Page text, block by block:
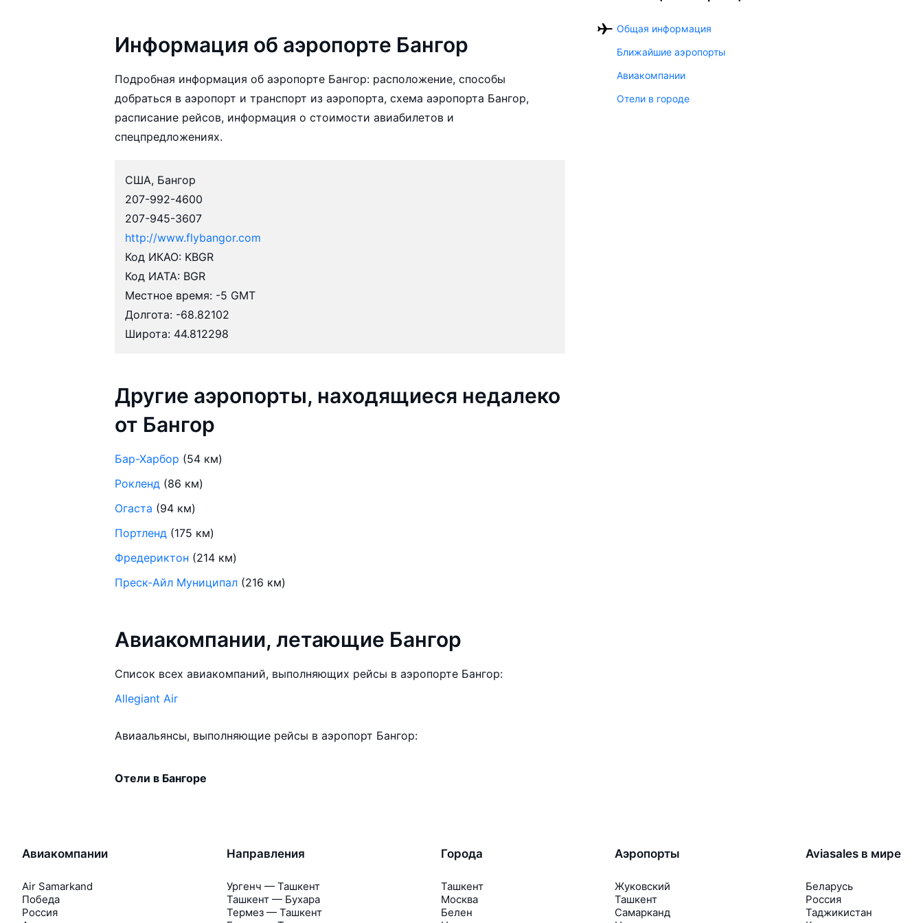
Информация об аэропорте Бангор
Подробная информация об аэропорте Бангор: расположение, способы
добраться в аэропорт и транспорт из аэропорта, схема аэропорта Бангор,
расписание рейсов, информация о стоимости авиабилетов и
спецпредложениях.
США, Бангор
207-992-4600
207-945-3607
http://www.flybangor.com
Код ИКАО: KBGR
Код ИАТА: BGR
Местное время: -5 GMT
Долгота: -68.82102
Широта: 44.812298
Другие аэропорты, находящиеся недалеко
от Бангор
Бар-Харбор (54 км)
Рокленд (86 км)
Огаста (94 км)
Портленд (175 км)
Фредериктон (214 км)
Преск-Айл Муниципал (216 км)
Авиакомпании, летающие Бангор
Список всех авиакомпаний, выполняющих рейсы в аэропорте Бангор:
Allegiant Air
Авиаальянсы, выполняющие рейсы в аэропорт Бангор:
Отели в Бангоре
Общая информация
Ближайшие аэропорты
Авиакомпании
Отели в городе
Авиакомпании
Air Samarkand
Победа
Россия
Направления
Ургенч — Ташкент
Ташкент — Бухара
Термез — Ташкент
Города
Ташкент
Москва
Белен
Аэропорты
Жуковский
Ташкент
Самарканд
Aviasales в мире
Беларусь
Россия
Таджикистан